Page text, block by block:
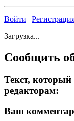
Войти |
Загрузка...
Сообщить
Текст,
редакторам:
Ваш